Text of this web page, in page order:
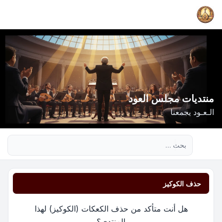
منتديات مجلس العود
الـعـود يجمعنا
حذف الكوكيز
هل أنت متأكد من حذف الكعكات (الكوكيز) لهذا